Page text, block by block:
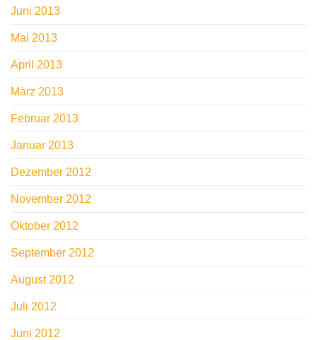
Juni 2013
Mai 2013
April 2013
März 2013
Februar 2013
Januar 2013
Dezember 2012
November 2012
Oktober 2012
September 2012
August 2012
Juli 2012
Juni 2012